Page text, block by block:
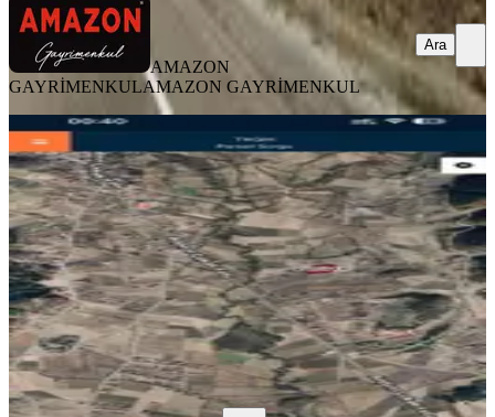
AMAZON
GAYRİMENKULAMAZON GAYRİMENKUL
Ara
TAKASLI
Gök Emlaktan Andırın Çokakta
Değerli Yatırım Fırsatı
Andırın, Çokak Mahallesi
3993 m²·1.302/m²·11.07.2026
5.200.000 ₺
Gök EmlakYusuf Berber
Ara